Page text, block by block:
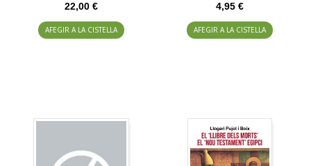
22,00 €
AFEGIR A LA CISTELLA
4,95 €
AFEGIR A LA CISTELLA